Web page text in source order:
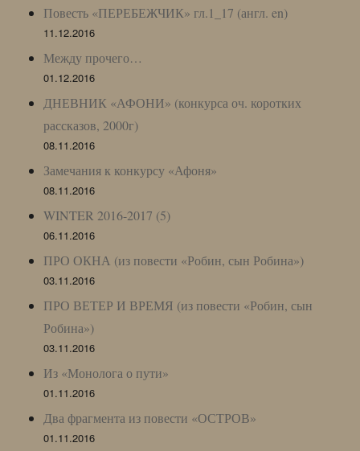
Повесть «ПЕРЕБЕЖЧИК» гл.1_17 (англ. en)
11.12.2016
Между прочего…
01.12.2016
ДНЕВНИК «АФОНИ» (конкурса оч. коротких
рассказов, 2000г)
08.11.2016
Замечания к конкурсу «Афоня»
08.11.2016
WINTER 2016-2017 (5)
06.11.2016
ПРО ОКНА (из повести «Робин, сын Робина»)
03.11.2016
ПРО ВЕТЕР И ВРЕМЯ (из повести «Робин, сын
Робина»)
03.11.2016
Из «Монолога о пути»
01.11.2016
Два фрагмента из повести «ОСТРОВ»
01.11.2016